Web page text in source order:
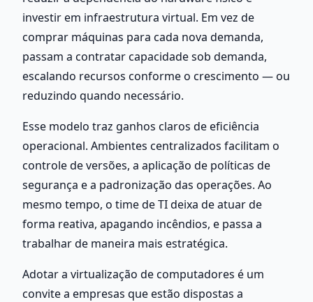
investir em infraestrutura virtual. Em vez de
comprar máquinas para cada nova demanda,
passam a contratar capacidade sob demanda,
escalando recursos conforme o crescimento — ou
reduzindo quando necessário.
Esse modelo traz ganhos claros de eficiência
operacional. Ambientes centralizados facilitam o
controle de versões, a aplicação de políticas de
segurança e a padronização das operações. Ao
mesmo tempo, o time de TI deixa de atuar de
forma reativa, apagando incêndios, e passa a
trabalhar de maneira mais estratégica.
Adotar a virtualização de computadores é um
convite a empresas que estão dispostas a